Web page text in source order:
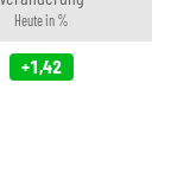
Heute in %
+1,42